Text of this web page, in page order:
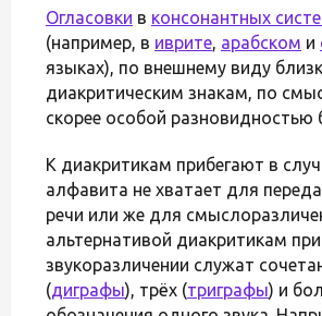
Огласовки в консонантных
(например, в иврите, арабском и
языках), по внешнему виду
диакритическим знакам, по
скорее особой разновидностью
К диакритикам прибегают в
алфавита не хватает для
речи или же для
альтернативой диакритикам при
звукоразличении служат
(диграфы), трёх (триграфы) и